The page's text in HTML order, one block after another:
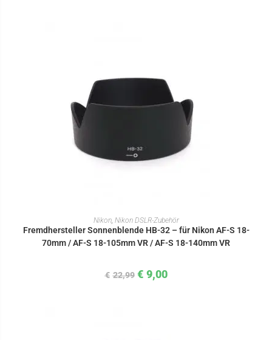
IN DEN WARENKORB
Nikon, Nikon DSLR-Zubehör
Fremdhersteller Sonnenblende HB-32 – für Nikon AF-S 18-
70mm / AF-S 18-105mm VR / AF-S 18-140mm VR
€ 22,99 € 9,00